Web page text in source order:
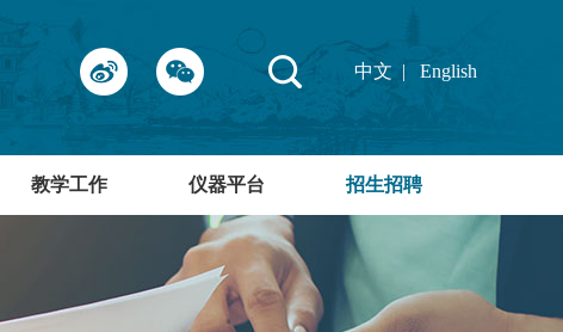
中文 | English
教学工作 仪器平台 招生招聘